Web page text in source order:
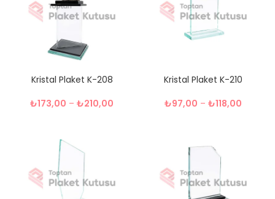
Kristal Plaket K-208
₺173,00 – ₺210,00
Kristal Plaket K-210
₺97,00 – ₺118,00